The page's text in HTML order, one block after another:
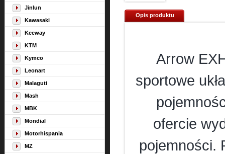
Jinlun
Kawasaki
Keeway
KTM
Kymco
Leonart
Malaguti
Mash
MBK
Mondial
Motorhispania
MZ
Opis produktu
Arrow
sportowe
ofercie
pojemności.